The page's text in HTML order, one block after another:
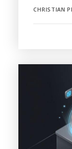
CHRISTIAN